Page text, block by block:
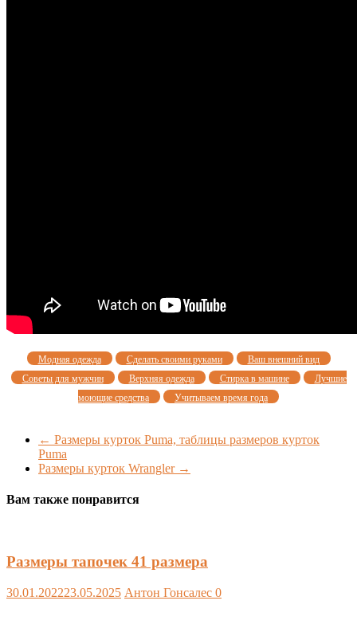
Модная одежда Сделать своими руками
Ваш внешний вид
Советы для мужчин
Верхняя одежда Стирка в машине
Лучшие
моющие средства
Учитываем время года
← Размеры курток Puma, таблицы размеров курток
Puma
Размеры курток Wrangler →
Вам также понравится
Размеры тапочек 41 размера
30.01.202223.05.2025 Антон Гонсалес 0